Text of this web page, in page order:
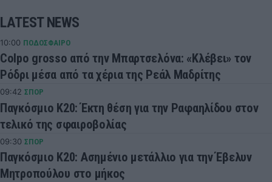
LATEST NEWS
10:00 ΠΟΔΟΣΦΑΙΡΟ
Colpo grosso από την Μπαρτσελόνα: «Κλέβει» τον
Ρόδρι μέσα από τα χέρια της Ρεάλ Μαδρίτης
09:42 ΣΠΟΡ
Παγκόσμιο Κ20: Έκτη θέση για την Ραφαηλίδου στον
τελικό της σφαιροβολίας
09:30 ΣΠΟΡ
Παγκόσμιο Κ20: Ασημένιο μετάλλιο για την Έβελυν
Μητροπούλου στο μήκος